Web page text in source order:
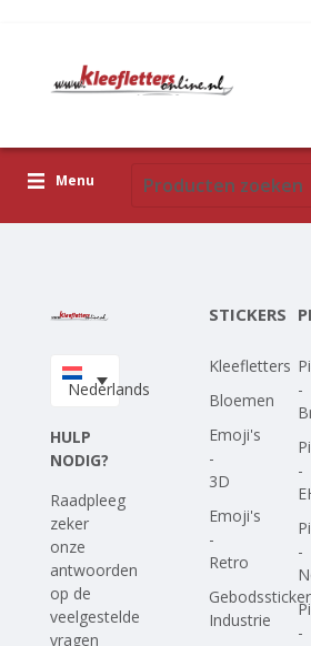
Menu
Upload je eigen ontwerp
Nederlands
HULP
NODIG?
Raadpleeg
zeker
onze
antwoorden
op de
veelgestelde
vragen
STICKERS
Kleefletters
Bloemen
Emoji's
-
3D
Emoji's
-
Retro
Industrie
-
-
-
-